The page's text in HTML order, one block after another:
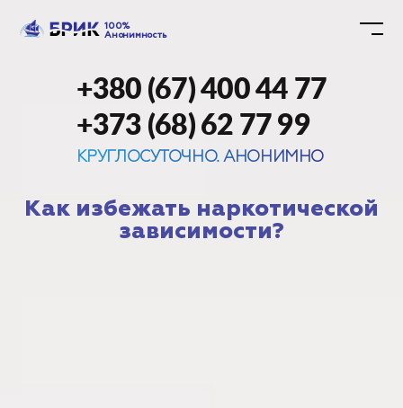
100%
Анонимность
+380 (67) 400 44 77
+373 (68) 62 77 99
КРУГЛОСУТОЧНО. АНОНИМНО
Как избежать наркотической
зависимости?